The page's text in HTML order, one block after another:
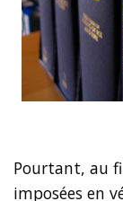
Pourtant, au
imposées en